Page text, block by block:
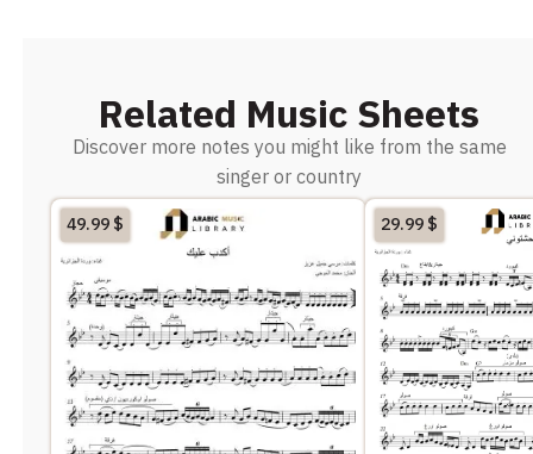
Related Music Sheets
Discover more notes you might like from the same
singer or country
49.99$ 29.99$